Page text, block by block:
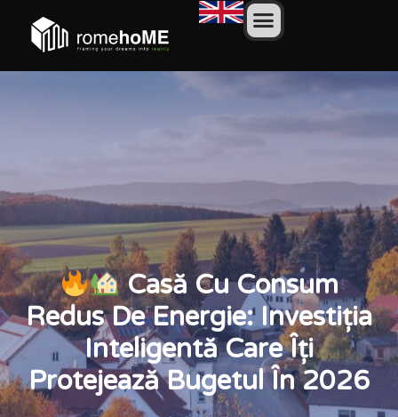
Casă Cu Consum
Redus De Energie: Investiția
Inteligentă Care Îți
Protejează Bugetul În 2026